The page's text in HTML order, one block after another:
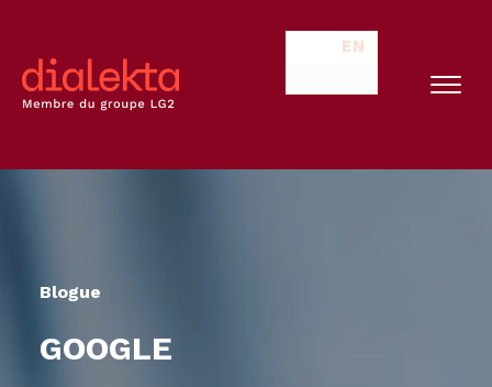
EN
Blogue
GOOGLE